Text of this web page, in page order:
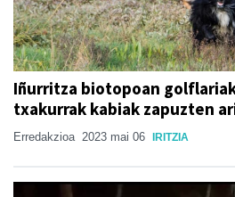
Iñurritza biotopoan
txakurrak kabiak zapuzten
Erredakzioa 2023 mai 06 IRITZIA